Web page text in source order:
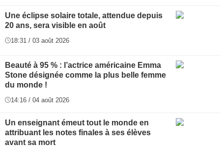
Une éclipse solaire totale, attendue depuis
20 ans, sera visible en août
18:31 / 03 août 2026
Beauté à 95 % : l’actrice américaine Emma
Stone désignée comme la plus belle femme
du monde !
14:16 / 04 août 2026
Un enseignant émeut tout le monde en
attribuant les notes finales à ses élèves
avant sa mort